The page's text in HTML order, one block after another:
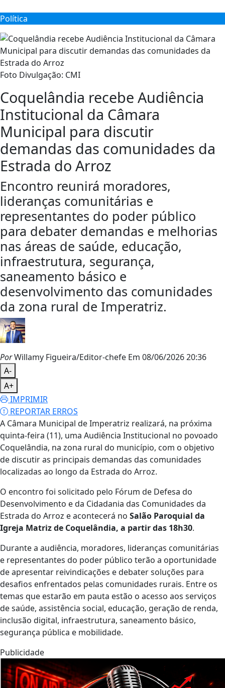
Política
Foto Divulgação: CMI
Coquelândia recebe Audiência
Institucional da Câmara
Municipal para discutir
demandas das comunidades da
Estrada do Arroz
Encontro reunirá moradores,
lideranças comunitárias e
representantes do poder público
para debater demandas e melhorias
nas áreas de saúde, educação,
infraestrutura, segurança,
saneamento básico e
desenvolvimento das comunidades
da zona rural de Imperatriz.
PorWillamy Figueira/Editor-chefe Em 08/06/2026 20:36
A-
A+
IMPRIMIR
REPORTAR ERROS
A Câmara Municipal de Imperatriz realizará, na próxima
quinta-feira (11), uma Audiência Institucional no povoado
Coquelândia, na zona rural do município, com o objetivo
de discutir as principais demandas das comunidades
localizadas ao longo da Estrada do Arroz.
O encontro foi solicitado pelo Fórum de Defesa do
Desenvolvimento e da Cidadania das Comunidades da
Estrada do Arroz e acontecerá no Salão Paroquial da
Igreja Matriz de Coquelândia, a partir das 18h30.
Durante a audiência, moradores, lideranças comunitárias
e representantes do poder público terão a oportunidade
de apresentar reivindicações e debater soluções para
desafios enfrentados pelas comunidades rurais. Entre os
temas que estarão em pauta estão o acesso aos serviços
de saúde, assistência social, educação, geração de renda,
inclusão digital, infraestrutura, saneamento básico,
segurança pública e mobilidade.
Publicidade